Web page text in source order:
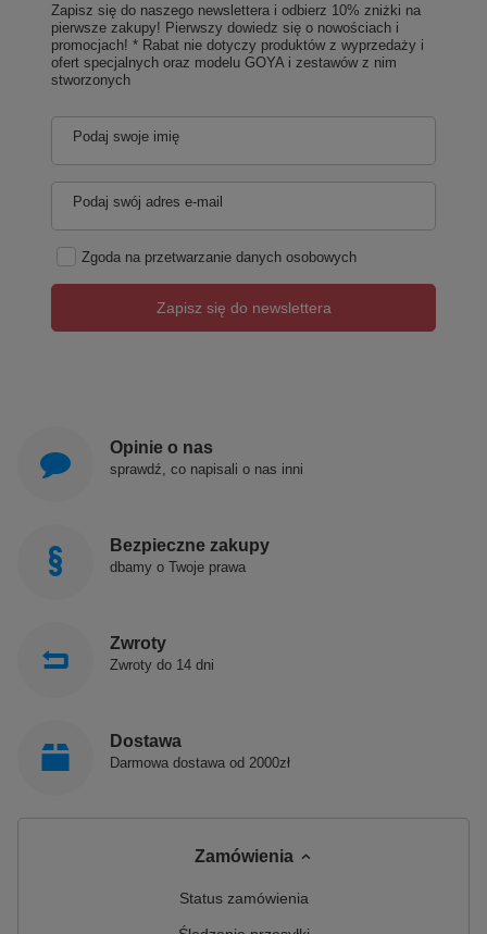
Zapisz się do naszego newslettera i odbierz 10% zniżki na
pierwsze zakupy! Pierwszy dowiedz się o nowościach i
promocjach! * Rabat nie dotyczy produktów z wyprzedaży i
ofert specjalnych oraz modelu GOYA i zestawów z nim
stworzonych
Podaj swoje imię
Podaj swój adres e-mail
Zgoda na przetwarzanie danych osobowych
Zapisz się do newslettera
Opinie o nas
sprawdź, co napisali o nas inni
Bezpieczne zakupy
dbamy o Twoje prawa
Zwroty
Zwroty do 14 dni
Dostawa
Darmowa dostawa od 2000zł
Zamówienia
Status zamówienia